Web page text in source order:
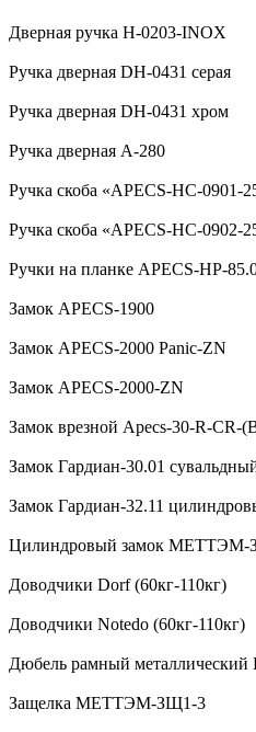
Дверная ручка H-0203-INOX
Ручка дверная DH-0431 серая
Ручка дверная DH-0431 хром
Ручка дверная А-280
Ручка скоба «APECS-HC-0901-
Ручка скоба «APECS-HC-0902-
Ручки на планке APECS-HP-
Замок APECS-1900
Замок APECS-2000 Panic-ZN
Замок APECS-2000-ZN
Замок врезной Apecs-30-R-CR-
Замок Гардиан-30.01
Замок Гардиан-32.11
Цилиндровый замок МЕТТЭМ-
Доводчики Dorf (60кг-110кг)
Доводчики Notedo (60кг-110кг)
Дюбель рамный металлический
Защелка МЕТТЭМ-ЗЩ1-3